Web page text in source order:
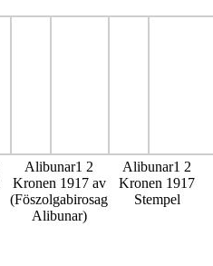
Alibunar1 2
Kronen 1917 av
(Föszolgabirosag
Alibunar)
Alibunar1 2
Kronen 1917
Stempel